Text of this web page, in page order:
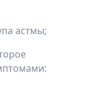
астмы;